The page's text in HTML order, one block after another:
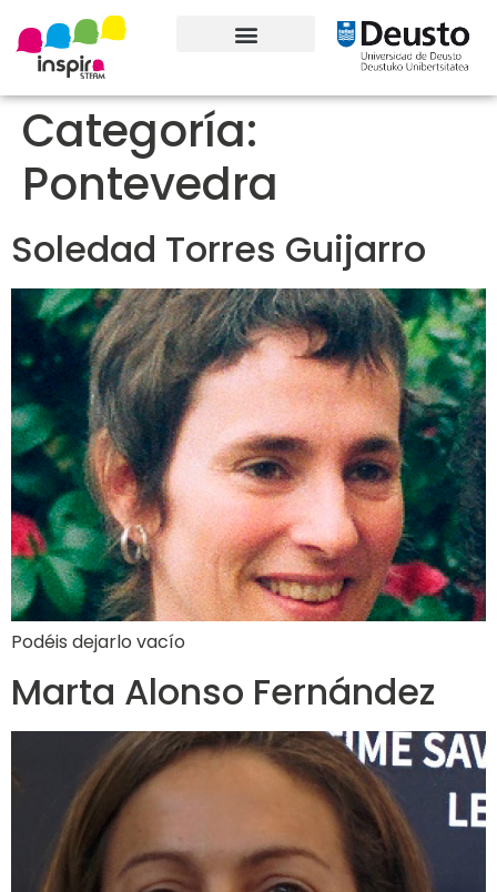
Categoría:
Pontevedra
Soledad Torres Guijarro
Podéis dejarlo vacío
Marta Alonso Fernández